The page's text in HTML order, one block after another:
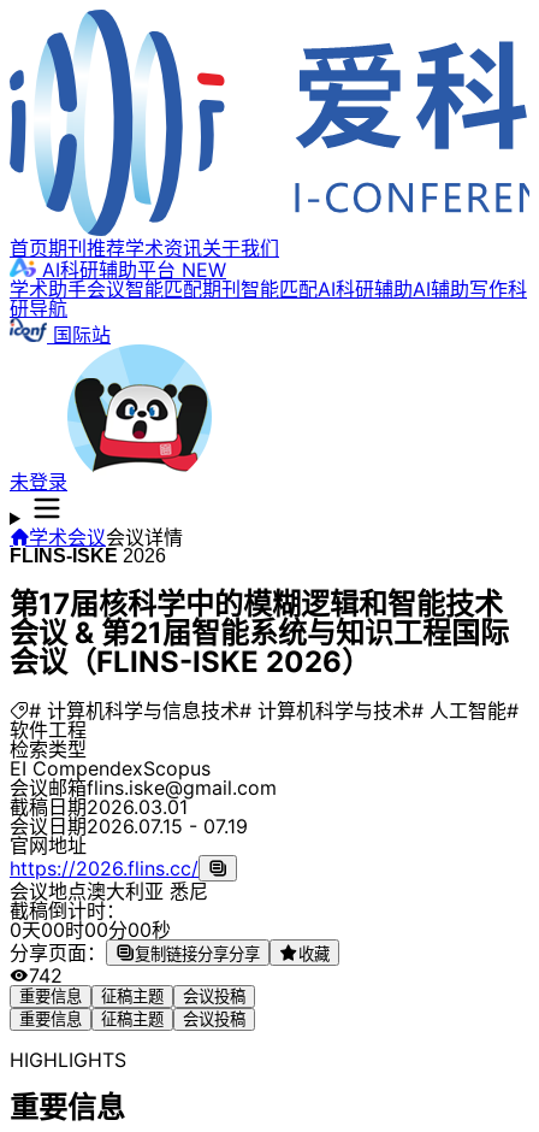
首页期刊推荐学术资讯关于我们
AI科研辅助平台 NEW
学术助手会议智能匹配期刊智能匹配AI科研辅助AI辅助写作科
研导航
国际站
未登录
学术会议会议详情
FLINS-ISKE 2026
第17届核科学中的模糊逻辑和智能技术
会议 & 第21届智能系统与知识工程国际
会议（FLINS-ISKE 2026）
# 计算机科学与信息技术# 计算机科学与技术# 人工智能#
软件工程
检索类型
EI CompendexScopus
会议邮箱flins.iske@gmail.com
截稿日期2026.03.01
会议日期2026.07.15 - 07.19
官网地址
https://2026.flins.cc/
会议地点澳大利亚 悉尼
截稿倒计时：
0天00时00分00秒
分享页面：
复制链接分享分享 收藏
742
重要信息 征稿主题
会议投稿
重要信息
征稿主题 会议投稿
HIGHLIGHTS
重要信息